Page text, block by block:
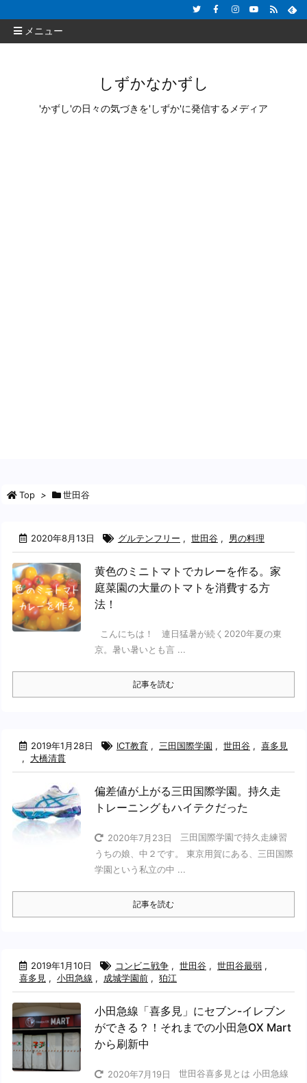
メニュー
しずかなかずし
'かずし'の日々の気づきを'しずか'に発信するメディア
Top > 世田谷
2020年8月13日 グルテンフリー , 世田谷 , 男の料理
黄色のミニトマトでカレーを作る。家
庭菜園の大量のトマトを消費する方
法！
こんにちは！ 連日猛暑が続く2020年夏の東
京。暑い暑いとも言 ...
記事を読む
2019年1月28日 ICT教育 , 三田国際学園 , 世田谷 , 喜多見
,
大橋清貫
偏差値が上がる三田国際学園。持久走
トレーニングもハイテクだった
2020年7月23日
三田国際学園で持久走練習
うちの娘、中２です。 東京用賀にある、三田国際
学園という私立の中 ...
記事を読む
2019年1月10日 コンビニ戦争 , 世田谷 , 世田谷最弱 ,
喜多見 , 小田急線 , 成城学園前 , 狛江
小田急線「喜多見」にセブン-イレブン
ができる？！それまでの小田急OX Mart
から刷新中
2020年7月19日
世田谷喜多見とは 小田急線